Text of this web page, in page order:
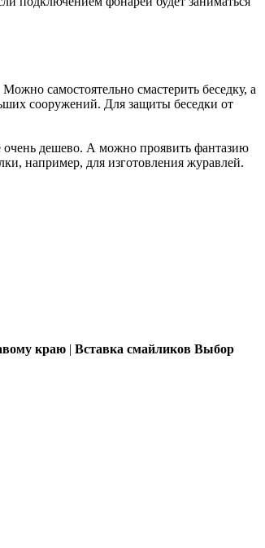
самостоятельно смастерить беседку, а
сооружений. Для защиты беседки от
очень дешево. А можно проявить фантазию
например, для изготовления журавлей.
краю | Вставка смайликов Выбор